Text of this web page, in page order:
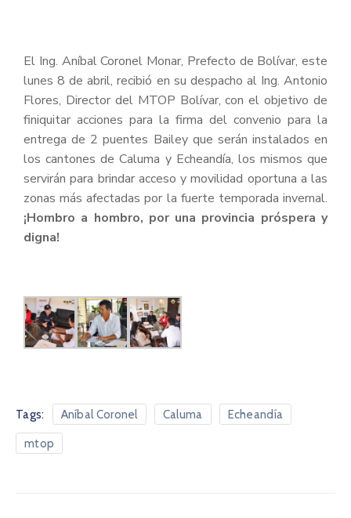
El Ing. Aníbal Coronel Monar, Prefecto de Bolívar, este
lunes 8 de abril, recibió en su despacho al Ing. Antonio
Flores, Director del MTOP Bolívar, con el objetivo de
finiquitar acciones para la firma del convenio para la
entrega de 2 puentes Bailey que serán instalados en
los cantones de Caluma y Echeandía, los mismos que
servirán para brindar acceso y movilidad oportuna a las
zonas más afectadas por la fuerte temporada invernal.
¡Hombro a hombro, por una provincia próspera y
digna!
Tags: Aníbal Coronel Caluma Echeandía
mtop